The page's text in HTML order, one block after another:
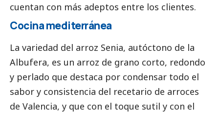
cuentan con más adeptos entre los clientes.
Cocina mediterránea
La variedad del arroz Senia, autóctono de la
Albufera, es un arroz de grano corto, redondo
y perlado que destaca por condensar todo el
sabor y consistencia del recetario de arroces
de Valencia, y que con el toque sutil y con el